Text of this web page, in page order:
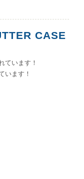
CASE
ています！
います！